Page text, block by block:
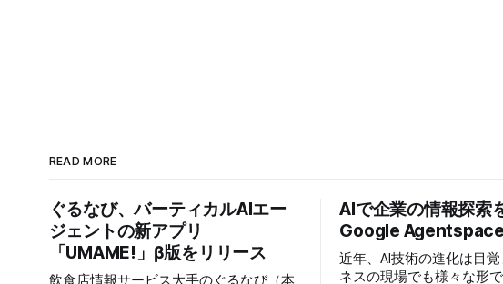
READ MORE
ぐるなび、バーティカルAIエー
ジェントの新アプリ
「UMAME!」β版をリリース
飲食店情報サービス大手のぐるなび（本
AIで企業の情報探索
Google
近年、AI技術の進化は目
ネスの現場でも様々な形